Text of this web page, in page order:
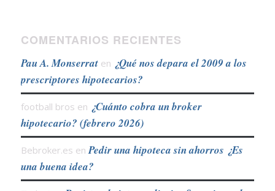
COMENTARIOS RECIENTES
Pau A. Monserraten ¿Qué nos depara el 2009 a los
prescriptores hipotecarios?
football bros en ¿Cuánto cobra un broker
hipotecario? (febrero 2026)
Bebroker.es en Pedir una hipoteca sin ahorros ¿Es
una buena idea?